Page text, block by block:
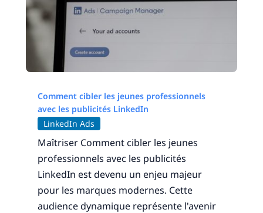
Comment cibler les jeunes professionnels
avec les publicités LinkedIn
LinkedIn Ads
Maîtriser Comment cibler les jeunes
professionnels avec les publicités
LinkedIn est devenu un enjeu majeur
pour les marques modernes. Cette
audience dynamique représente l'avenir